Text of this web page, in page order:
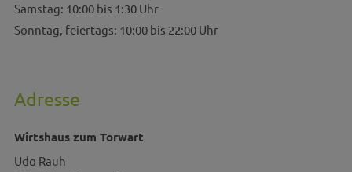
Samstag: 10:00 bis 1:30 Uhr
Sonntag, feiertags: 10:00 bis 22:00 Uhr
Adresse
Wirtshaus zum Torwart
Udo Rauh